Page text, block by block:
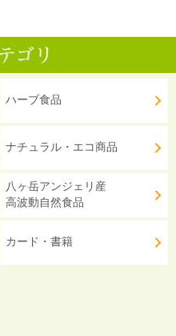
ハーブ食品
ナチュラル・エコ商品
八ヶ岳アンジェリ産
高波動自然食品
カード・書籍